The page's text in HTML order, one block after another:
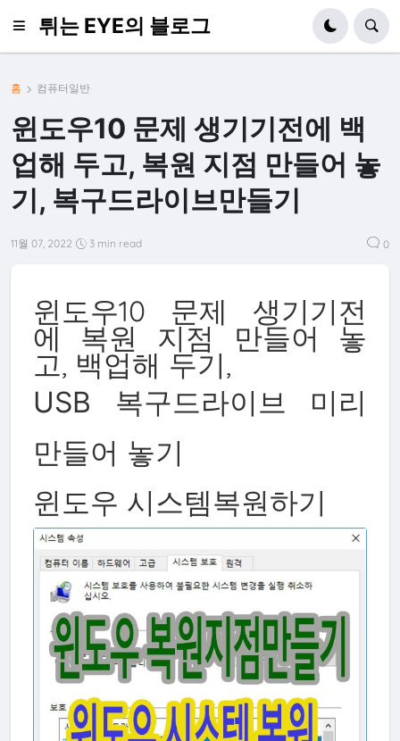
튀는 EYE의 블로그
홈 컴퓨터일반
윈도우10 문제 생기기전에 백
업해 두고, 복원 지점 만들어 놓
기, 복구드라이브만들기
11월 07, 2022 3 min read 0
윈도우10 문제 생기기전
에 복원 지점 만들어 놓
고, 백업해 두기,
USB 복구드라이브 미리
만들어 놓기
윈도우 시스템복원하기